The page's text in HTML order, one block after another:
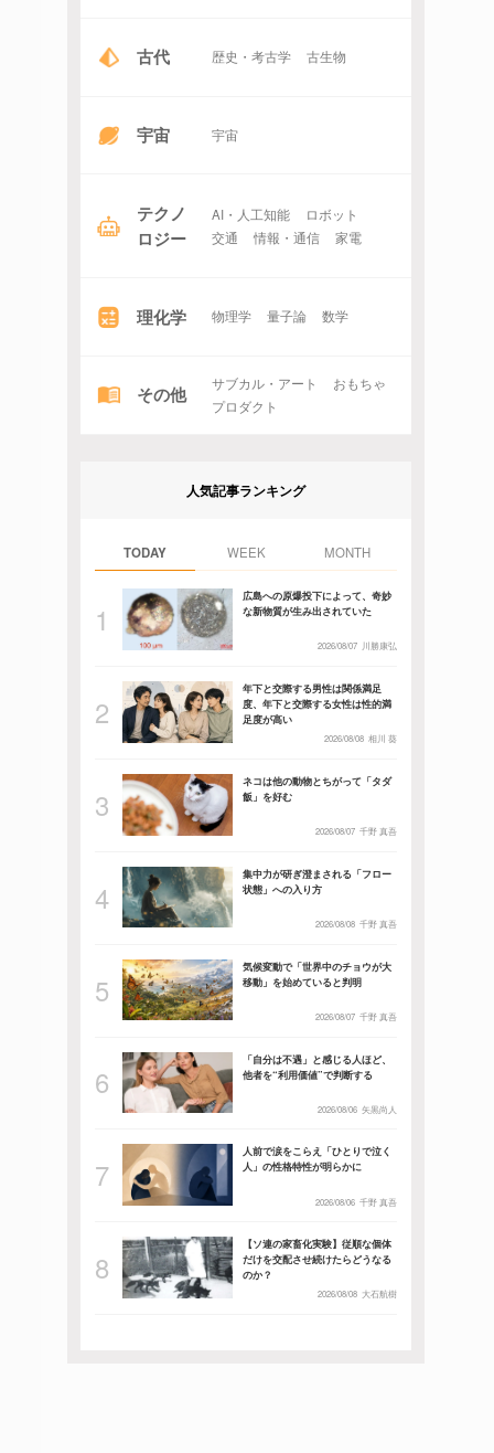
古代 歴史・考古学 古生物
宇宙 宇宙
テクノ
ロジー
AI・人工知能
ロボット
交通
情報・通信 家電
理化学 物理学 量子論 数学
その他 サブカル・アート
おもちゃ
プロダクト
人気記事ランキング
TODAY WEEK MONTH
広島への原爆投下によって、奇妙
な新物質が生み出されていた
2026/08/07 川勝康弘
年下と交際する男性は関係満足
度、年下と交際する女性は性的満
足度が高い
2026/08/08 相川 葵
ネコは他の動物とちがって「タダ
飯」を好む
2026/08/07 千野 真吾
集中力が研ぎ澄まされる「フロー
状態」への入り方
2026/08/08 千野 真吾
気候変動で「世界中のチョウが大
移動」を始めていると判明
2026/08/07 千野 真吾
「自分は不遇」と感じる人ほど、
他者を“利用価値”で判断する
2026/08/06 矢黒尚人
人前で涙をこらえ「ひとりで泣く
人」の性格特性が明らかに
2026/08/06 千野 真吾
【ソ連の家畜化実験】従順な個体
だけを交配させ続けたらどうなる
のか？
2026/08/08 大石航樹